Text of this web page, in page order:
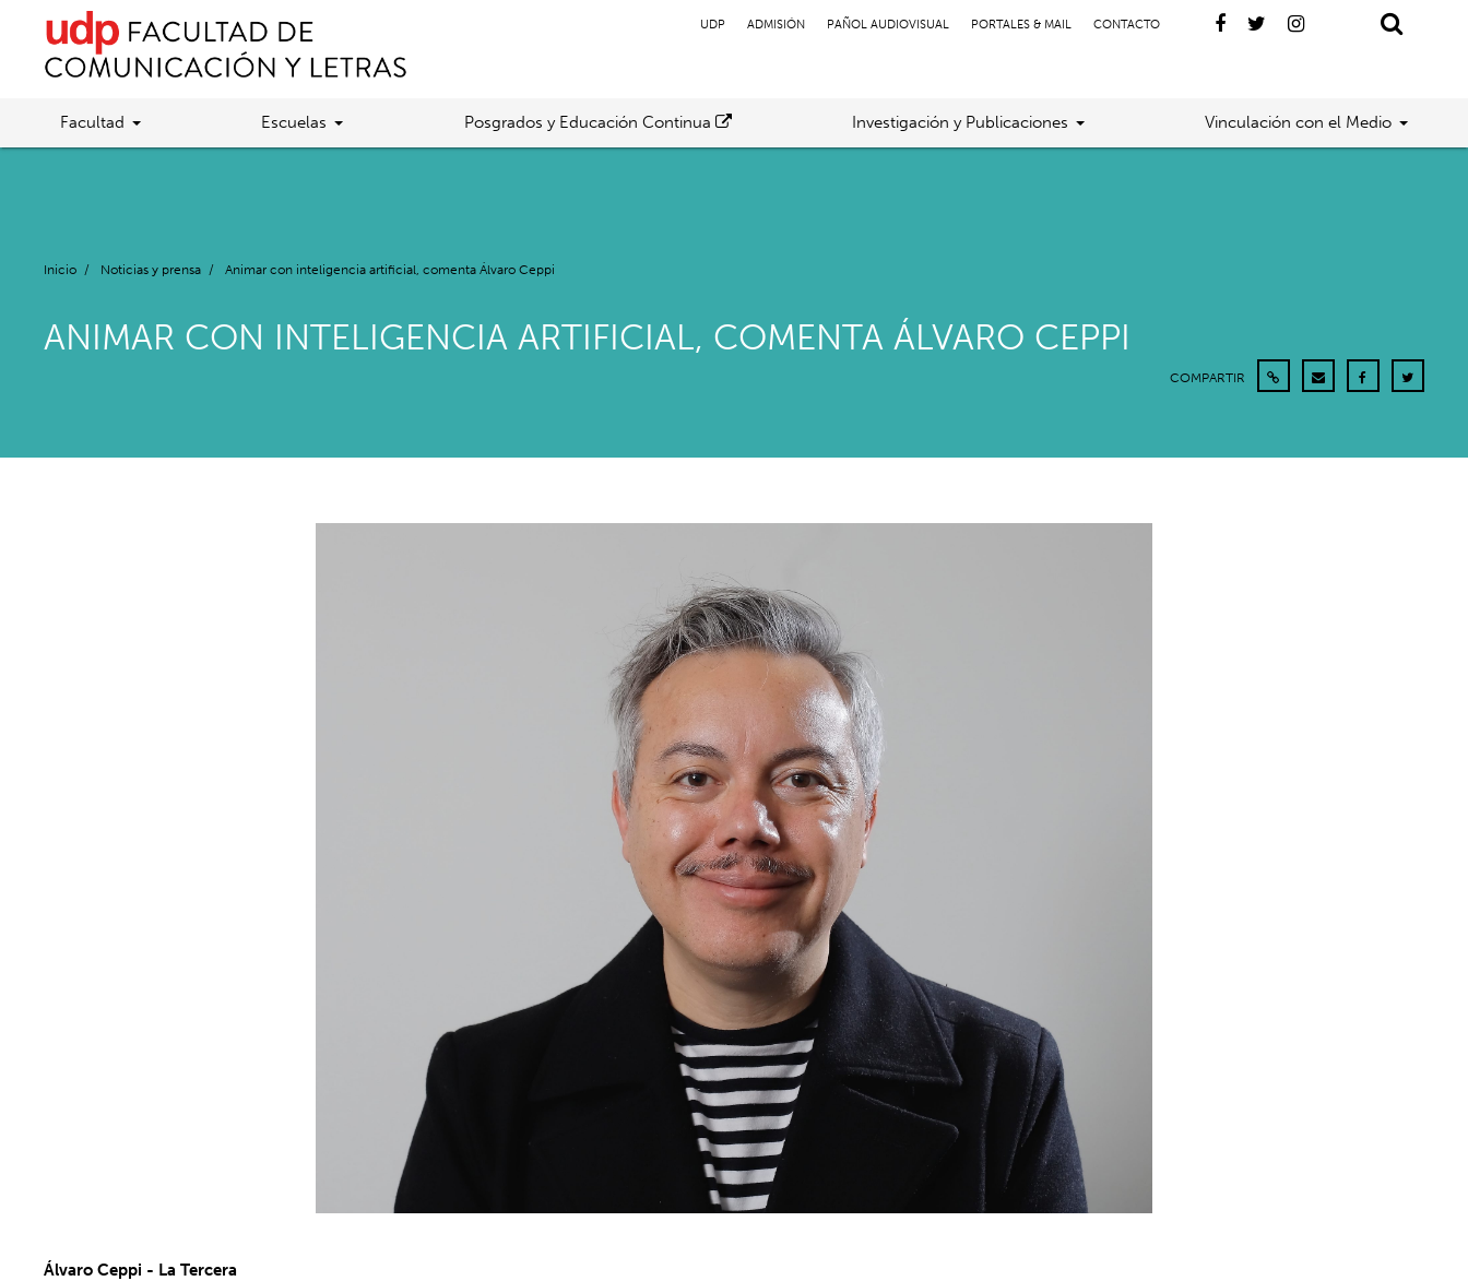
UDP ADMISIÓN PAÑOL AUDIOVISUAL PORTALES & MAIL CONTACTO
Facultad Escuelas Posgrados y Educación Continua Investigación y Publicaciones Vinculación con el Medio
Inicio / Noticias y prensa / Animar con inteligencia artificial, comenta Álvaro Ceppi
ANIMAR CON INTELIGENCIA ARTIFICIAL, COMENTA ÁLVARO CEPPI
COMPARTIR
Álvaro Ceppi - La Tercera